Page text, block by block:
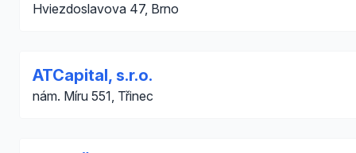
Hviezdoslavova 47, Brno
ATCapital, s.r.o.
nám. Míru 551, Třinec